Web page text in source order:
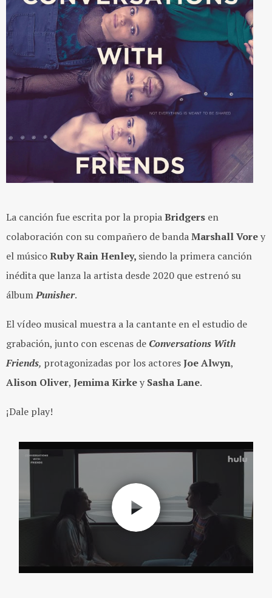
La canción fue escrita por la propiaBridgers en
colaboración con su compañero de bandaMarshall Vorey
el músicoRuby Rain Henley, siendo la primera canción
inédita que lanza la artista desde 2020 que estrenó su
álbumPunisher.
El vídeo musical muestra a la cantante en el estudio de
grabación, junto con escenas de Conversations With
Friends, protagonizadas por los actoresJoe Alwyn,
Alison Oliver, Jemima Kirkey Sasha Lane.
¡Dale play!